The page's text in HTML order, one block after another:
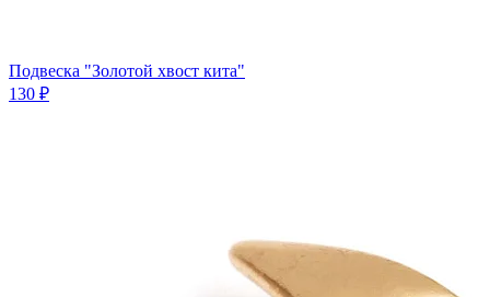
Подвеска "Золотой хвост кита"
130 ₽